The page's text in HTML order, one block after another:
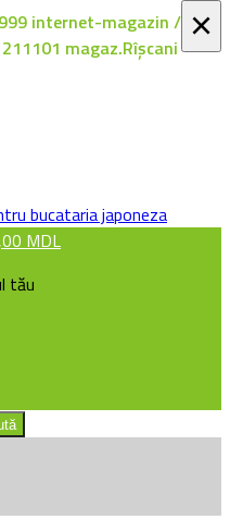
internet-magazin /
magaz.Rîșcani
MDL
tău
×